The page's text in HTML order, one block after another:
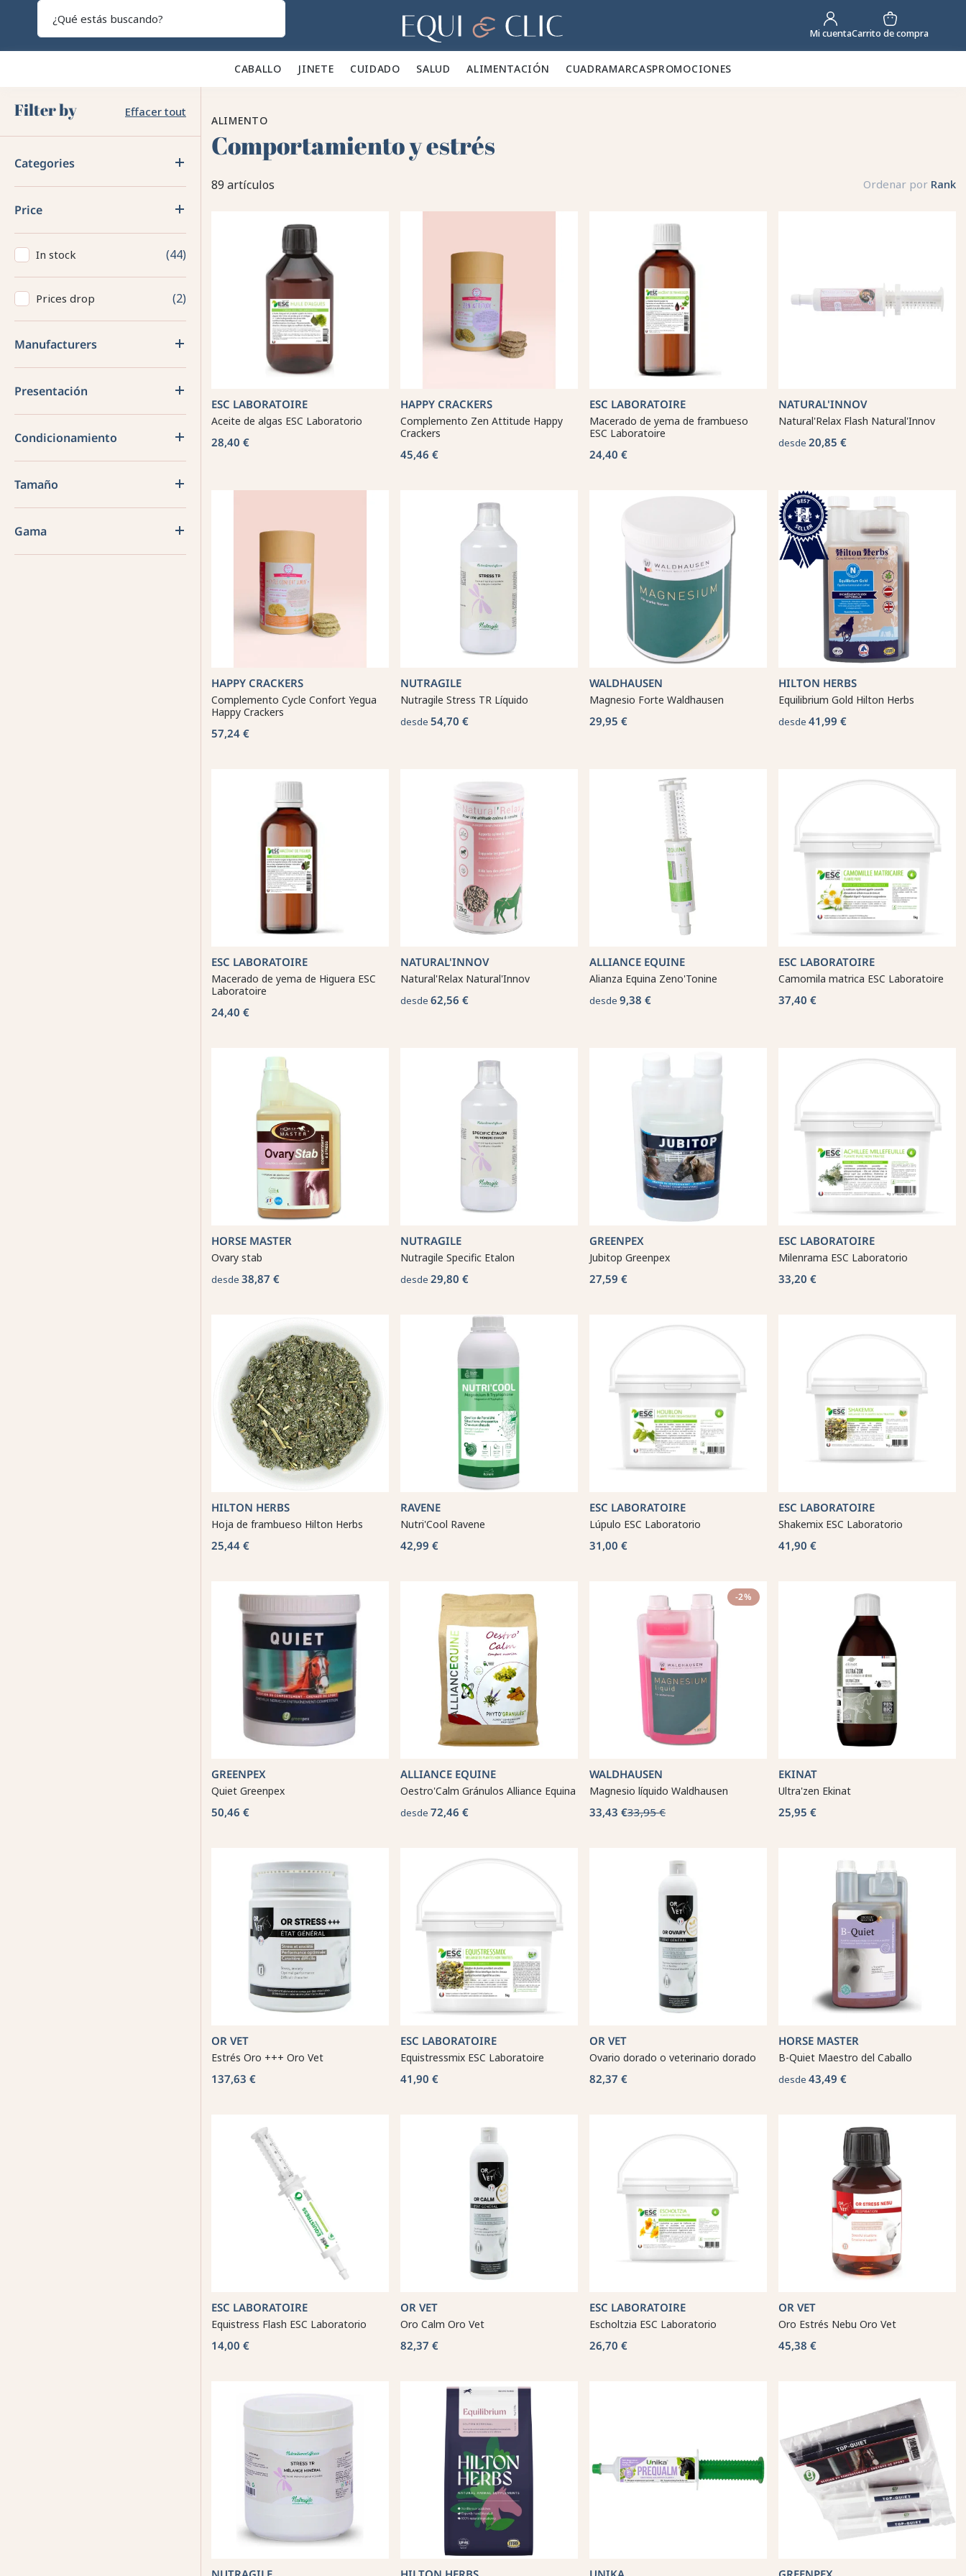
Hogar Mi cuentaCarrito de compra
CABALLO 🐎 JINETE 👕 CUIDADO 🪮 SALUD ✨ALIMENTACIÓN 🥕 CUADRAMARCASPROMOCIONES
Filter by Effacer tout
Categories
Price
In stock 44
Prices drop 2
Manufacturers
Presentación
Condicionamiento
Tamaño
Gama
ALIMENTO
Comportamiento y estrés
89 artículos Ordenar por Rank
ESC LABORATOIRE
Aceite de algas ESC Laboratorio
28,40 €
HAPPY CRACKERS
Complemento Zen Attitude Happy
Crackers
45,46 €
ESC LABORATOIRE
Macerado de yema de frambueso
ESC Laboratoire
24,40 €
NATURAL'INNOV
Natural'Relax Flash Natural'Innov
desde 20,85 €
HAPPY CRACKERS
Complemento Cycle Confort Yegua
Happy Crackers
57,24 €
NUTRAGILE
Nutragile Stress TR Líquido
desde 54,70 €
WALDHAUSEN
Magnesio Forte Waldhausen
29,95 €
HILTON HERBS
Equilibrium Gold Hilton Herbs
desde 41,99 €
ESC LABORATOIRE
Macerado de yema de Higuera ESC
Laboratoire
24,40 €
NATURAL'INNOV
Natural'Relax Natural'Innov
desde 62,56 €
ALLIANCE EQUINE
Alianza Equina Zeno'Tonine
desde 9,38 €
ESC LABORATOIRE
Camomila matrica ESC Laboratoire
37,40 €
HORSE MASTER
Ovary stab
desde 38,87 €
NUTRAGILE
Nutragile Specific Etalon
desde 29,80 €
GREENPEX
Jubitop Greenpex
27,59 €
ESC LABORATOIRE
Milenrama ESC Laboratorio
33,20 €
HILTON HERBS
Hoja de frambueso Hilton Herbs
25,44 €
RAVENE
Nutri'Cool Ravene
42,99 €
ESC LABORATOIRE
Lúpulo ESC Laboratorio
31,00 €
ESC LABORATOIRE
Shakemix ESC Laboratorio
41,90 €
GREENPEX
Quiet Greenpex
50,46 €
ALLIANCE EQUINE
Oestro'Calm Gránulos Alliance Equina
desde 72,46 €
-2%
WALDHAUSEN
Magnesio líquido Waldhausen
33,43 €33,95 €
EKINAT
Ultra'zen Ekinat
25,95 €
OR VET
Estrés Oro +++ Oro Vet
137,63 €
ESC LABORATOIRE
Equistressmix ESC Laboratoire
41,90 €
OR VET
Ovario dorado o veterinario dorado
82,37 €
HORSE MASTER
B-Quiet Maestro del Caballo
desde 43,49 €
ESC LABORATOIRE
Equistress Flash ESC Laboratorio
14,00 €
OR VET
Oro Calm Oro Vet
82,37 €
ESC LABORATOIRE
Escholtzia ESC Laboratorio
26,70 €
OR VET
Oro Estrés Nebu Oro Vet
45,38 €